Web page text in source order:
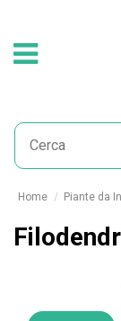
Home Piante da